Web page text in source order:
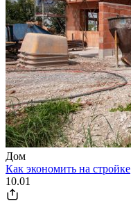
Дом
Как экономить на стройке
10.01